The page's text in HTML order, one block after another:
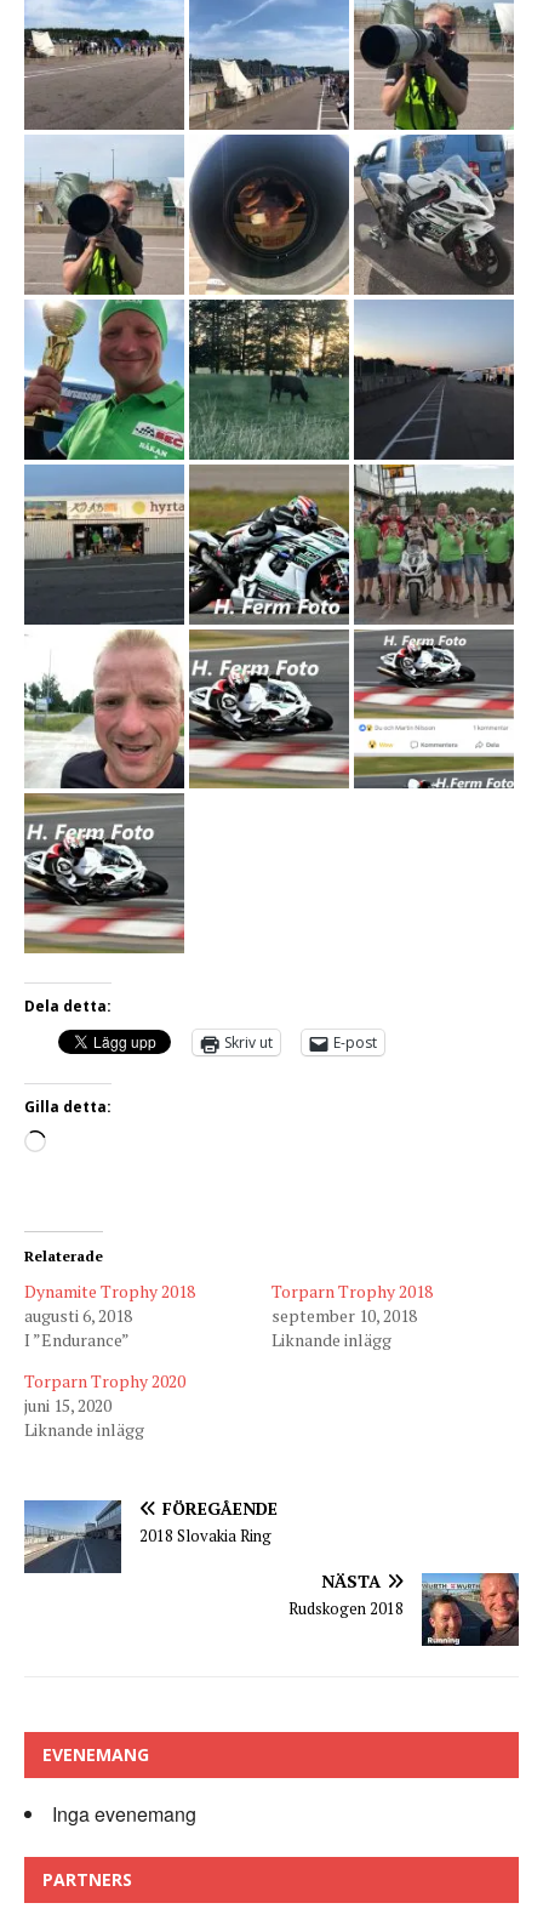
Dela detta:
Skriv ut
E-post
Gilla detta:
Relaterade
Dynamite Trophy 2018
augusti 6, 2018
I ”Endurance”
Torparn Trophy 2018
september 10, 2018
Liknande inlägg
Torparn Trophy 2020
juni 15, 2020
Liknande inlägg
FÖREGÅENDE
2018 Slovakia Ring
NÄSTA
Rudskogen 2018
EVENEMANG
Inga evenemang
PARTNERS